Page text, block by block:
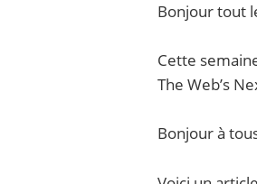
Bonjour tout
Cette
The Web’s
Bonjour à